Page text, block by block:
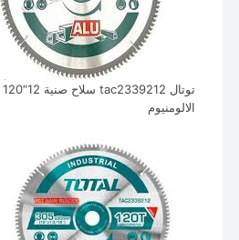
توتال tac2339212 سلاح صنية 12″120
الالومنيوم